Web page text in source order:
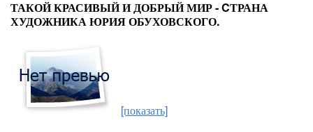
ТАКОЙ КРАСИВЫЙ И ДОБРЫЙ МИР - CТРАНА
ХУДОЖНИКА ЮРИЯ ОБУХОВСКОГО.
[показать]